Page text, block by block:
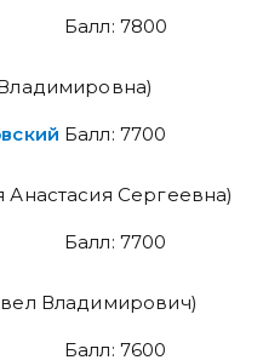
Балл: 7800
Балл: 7700
Анастасия Сергеевна)
Балл: 7700
Владимирович)
Балл: 7600